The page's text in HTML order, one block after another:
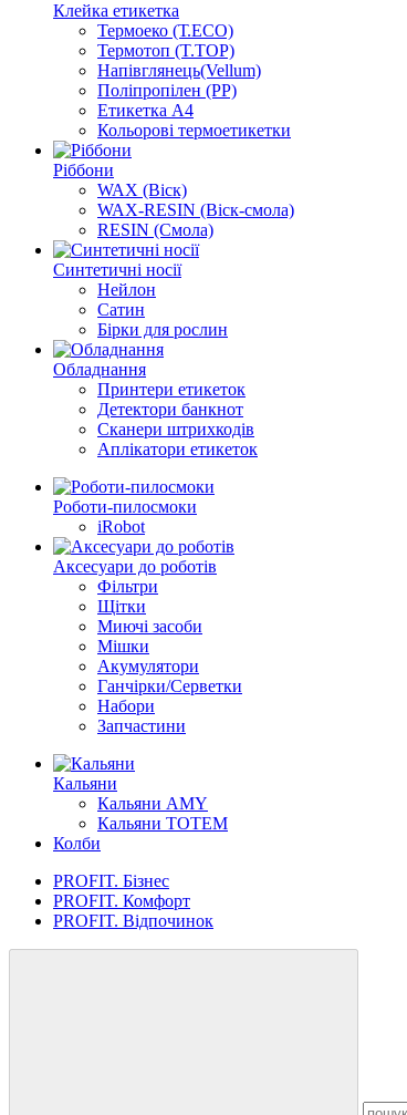
Клейка етикетка
Термоеко (Т.ЕСО)
Термотоп (T.TOP)
Напівглянець(Vellum)
Поліпропілен (PP)
Етикетка А4
Кольорові термоетикетки
Ріббони
WAX (Віск)
WAX-RESIN (Віск-смола)
RESIN (Смола)
Синтетичні носії
Нейлон
Сатин
Бірки для рослин
Обладнання
Принтери етикеток
Детектори банкнот
Сканери штрихкодів
Аплікатори етикеток
Роботи-пилосмоки
iRobot
Аксесуари до роботів
Фільтри
Щітки
Миючі засоби
Мішки
Акумулятори
Ганчірки/Серветки
Набори
Запчастини
Кальяни
Кальяни AMY
Кальяни TOTEM
Колби
PROFIT. Бізнес
PROFIT. Комфорт
PROFIT. Відпочинок